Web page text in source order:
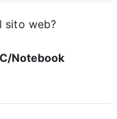
sito web?
Notebook